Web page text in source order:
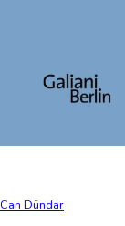
Can Dündar